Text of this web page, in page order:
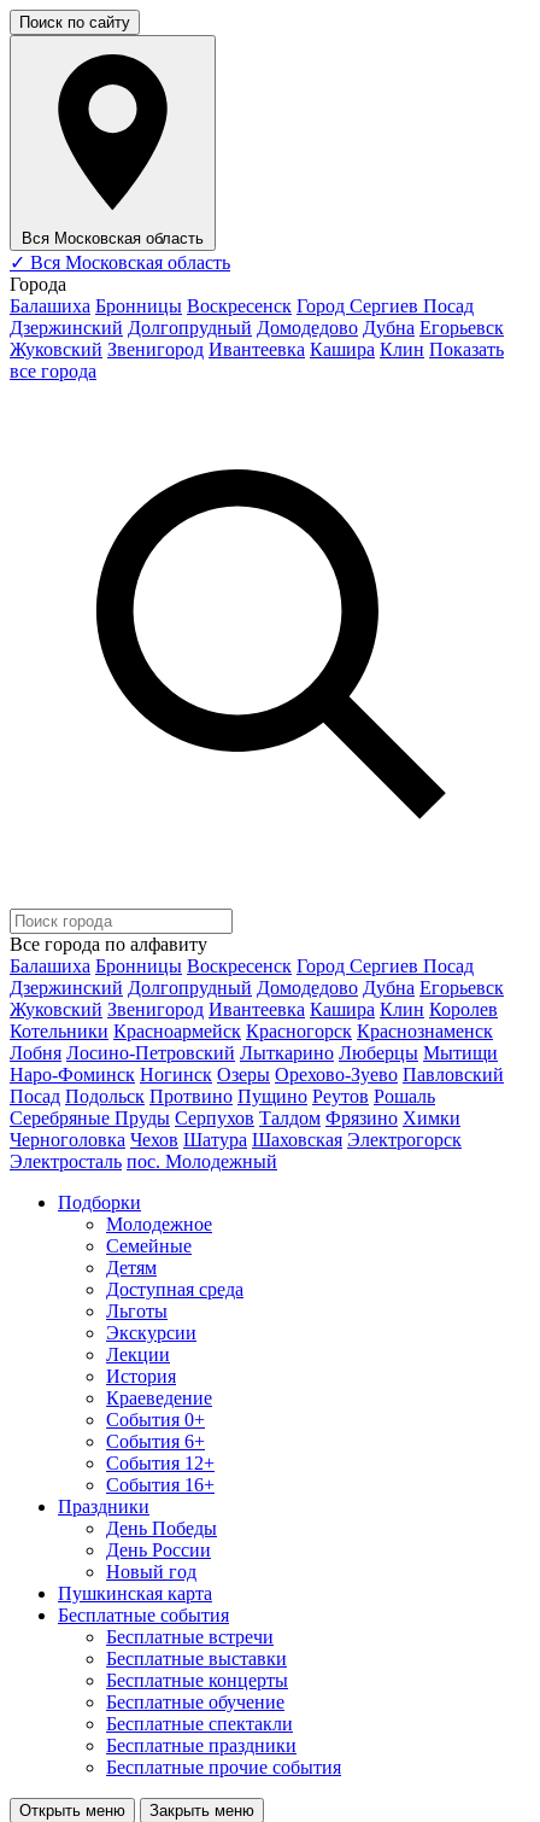
Поиск по сайту
Вся Московская область
✓ Вся Московская область
Города
Балашиха Бронницы Воскресенск Город Сергиев Посад
Дзержинский Долгопрудный Домодедово Дубна Егорьевск
Жуковский Звенигород Ивантеевка Кашира Клин Показать
все города
Все города по алфавиту
Балашиха Бронницы Воскресенск Город Сергиев Посад
Дзержинский Долгопрудный Домодедово Дубна Егорьевск
Жуковский Звенигород Ивантеевка Кашира Клин Королев
Котельники Красноармейск Красногорск Краснознаменск
Лобня Лосино-Петровский Лыткарино Люберцы Мытищи
Наро-Фоминск Ногинск Озеры Орехово-Зуево Павловский
Посад Подольск Протвино Пущино Реутов Рошаль
Серебряные Пруды Серпухов Талдом Фрязино Химки
Черноголовка Чехов Шатура Шаховская Электрогорск
Электросталь пос. Молодежный
Подборки
Молодежное
Семейные
Детям
Доступная среда
Льготы
Экскурсии
Лекции
История
Краеведение
События 0+
События 6+
События 12+
События 16+
Праздники
День Победы
День России
Новый год
Пушкинская карта
Бесплатные события
Бесплатные встречи
Бесплатные выставки
Бесплатные концерты
Бесплатные обучение
Бесплатные спектакли
Бесплатные праздники
Бесплатные прочие события
Открыть меню Закрыть меню